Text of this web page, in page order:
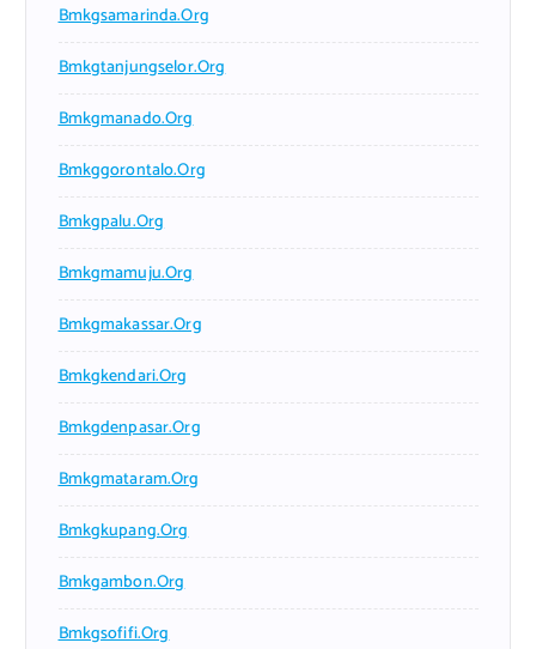
Bmkgsamarinda.org
Bmkgtanjungselor.org
Bmkgmanado.org
Bmkggorontalo.org
Bmkgpalu.org
Bmkgmamuju.org
Bmkgmakassar.org
Bmkgkendari.org
Bmkgdenpasar.org
Bmkgmataram.org
Bmkgkupang.org
Bmkgambon.org
Bmkgsofifi.org